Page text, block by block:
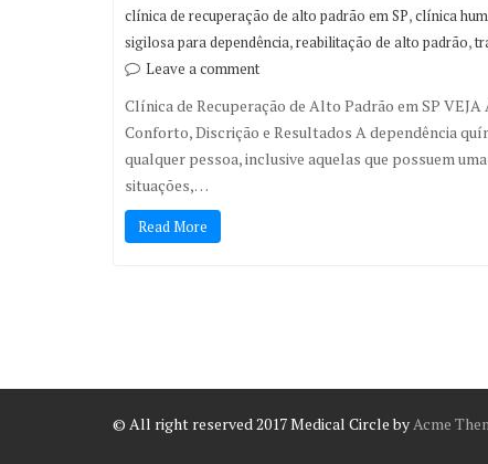
clínica de recuperação de alto padrão em SP,clínica
sigilosa para dependência,reabilitação de alto padrão,
Leave a comment
Clínica de Recuperação de Alto Padrão em SP
Conforto, Discrição e Resultados A dependência
qualquer pessoa, inclusive aquelas que possuem
situações,…
Read More
© All right reserved 2017Medical Circle byAcme